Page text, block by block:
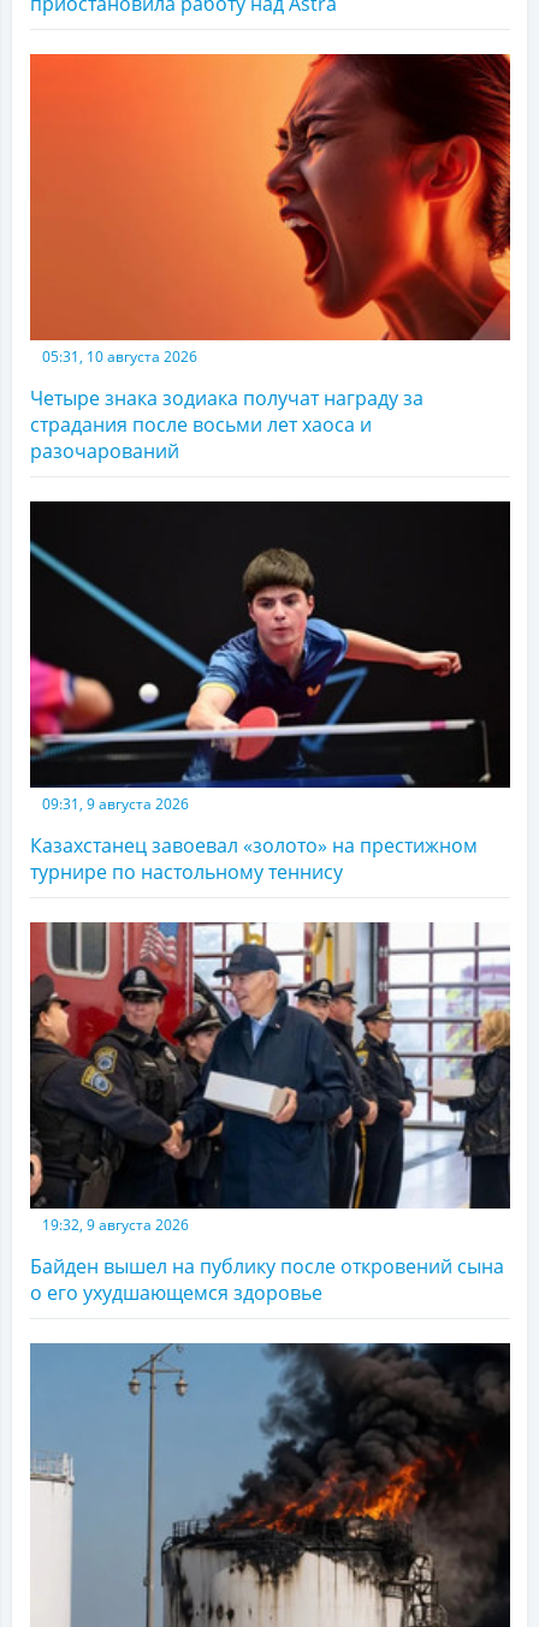
05:31, 10 августа 2026
Четыре знака зодиака получат награду за
страдания после восьми лет хаоса и
разочарований
09:31, 9 августа 2026
Казахстанец завоевал «золото» на престижном
турнире по настольному теннису
19:32, 9 августа 2026
Байден вышел на публику после откровений сына
о его ухудшающемся здоровье